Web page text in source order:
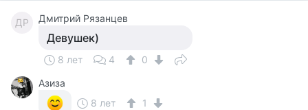
ДР Дмитрий Рязанцев
Девушек)
8 лет 4
0
Азиза
8 лет
1